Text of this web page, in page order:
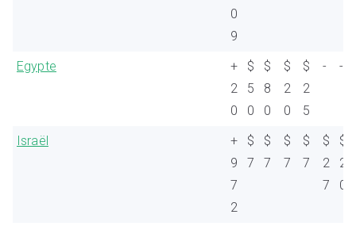
0
9
Egypte
+
2
0
$
5
0
$
8
0
$
2
0
$
2
5
- -
Israël
+
9
7
2
$
7
$
7
$
7
$
7
$
2
7
$
2
0